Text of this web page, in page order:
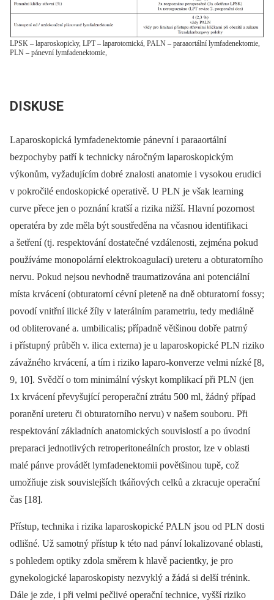
LPSK – laparoskopicky, LPT – laparotomická, PALN – paraaortální lymfadenektomie,
PLN – pánevní lymfadenektomie,
DISKUSE
Laparoskopická lymfadenektomie pánevní i paraaortální
bezpochyby patří k technicky náročným laparoskopickým
výkonům, vyžadujícím dobré znalosti anatomie i vysokou erudici
v pokročilé endoskopické operativě. U PLN je však learning
curve přece jen o poznání kratší a rizika nižší. Hlavní pozornost
operatéra by zde měla být soustředěna na včasnou identifikaci
a šetření (tj. respektování dostatečné vzdálenosti, zejména pokud
používáme monopolární elektrokoagulaci) ureteru a obturatorního
nervu. Pokud nejsou nevhodně traumatizována ani potenciální
místa krvácení (obturatorní cévní pleteně na dně obturatorní fossy;
povodí vnitřní ilické žíly v laterálním parametriu, tedy mediálně
od obliterované a. umbilicalis; případně většinou dobře patrný
i přístupný průběh v. ilica externa) je u laparoskopické PLN riziko
závažného krvácení, a tím i riziko laparo-konverze velmi nízké [8,
9, 10]. Svědčí o tom minimální výskyt komplikací při PLN (jen
1x krvácení převyšující peroperační ztrátu 500 ml, žádný případ
poranění ureteru či obturatorního nervu) v našem souboru. Při
respektování základních anatomických souvislostí a po úvodní
preparaci jednotlivých retroperitoneálních prostor, lze v oblasti
malé pánve provádět lymfadenektomii povětšinou tupě, což
umožňuje zisk souvislejších tkáňových celků a zkracuje operační
čas [18].
Přístup, technika i rizika laparoskopické PALN jsou od PLN dosti
odlišné. Už samotný přístup k této nad pánví lokalizované oblasti,
s pohledem optiky zdola směrem k hlavě pacientky, je pro
gynekologické laparoskopisty nezvyklý a žádá si delší trénink.
Dále je zde, i při velmi pečlivé operační technice, vyšší riziko